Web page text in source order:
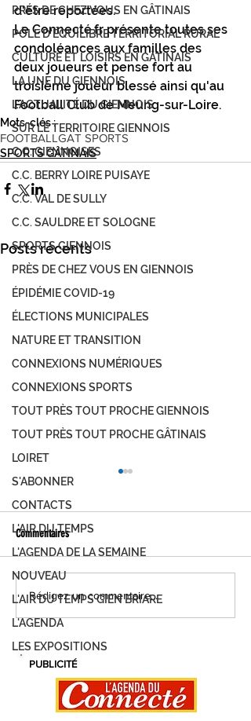
PRÉS DE CHEZ VOUS EN GÂTINAIS
PÔLE D'ÉQUILIBRE TERRITORIAL RURAL
CULTURE ET LOISIRS EN GÂTINAIS
LA UNE DU GIENNOIS
L'ACTUALITÉ DU GIENNOIS
SUR LE TERRITOIRE GIENNOIS
C.C. GIENNOISES
C.C. BERRY LOIRE PUISAYE
C.C. VAL DE SULLY
C.C. SAULDRE ET SOLOGNE
SPORTS GIENNOIS
PRÈS DE CHEZ VOUS EN GIENNOIS
ÉPIDÉMIE COVID-19
ÉLECTIONS MUNICIPALES
NATURE ET TRANSITION
CONNEXIONS NUMÉRIQUES
CONNEXIONS SPORTS
TOUT PRÈS TOUT PROCHE GIENNOIS
TOUT PRÈS TOUT PROCHE GÂTINAIS
LOIRET
S'ABONNER
CONTACTS
L'AIR DU TEMPS
L'AGENDA DE LA SEMAINE
NOUVEAU
L'AIR DU TEMPS GIEN BRIARE
L'AGENDA
LES EXPOSITIONS
d'être reportées.
Le Connecté.fr présente toutes ses
condoléances aux familles des
deux joueurs et pense fort au
troisième joueur blessé ainsi qu'au
Football Club de Meung-sur-Loire.
Mots-clés :
FOOTBALL GAT SPORTS
SPORTS GÂTINAIS
Posts récents
Football - N3/R1 : Montargis
s'enfonce, Amilly se reprend...
Commentaires
Rédigez un commentaire...
PUBLICITÉ